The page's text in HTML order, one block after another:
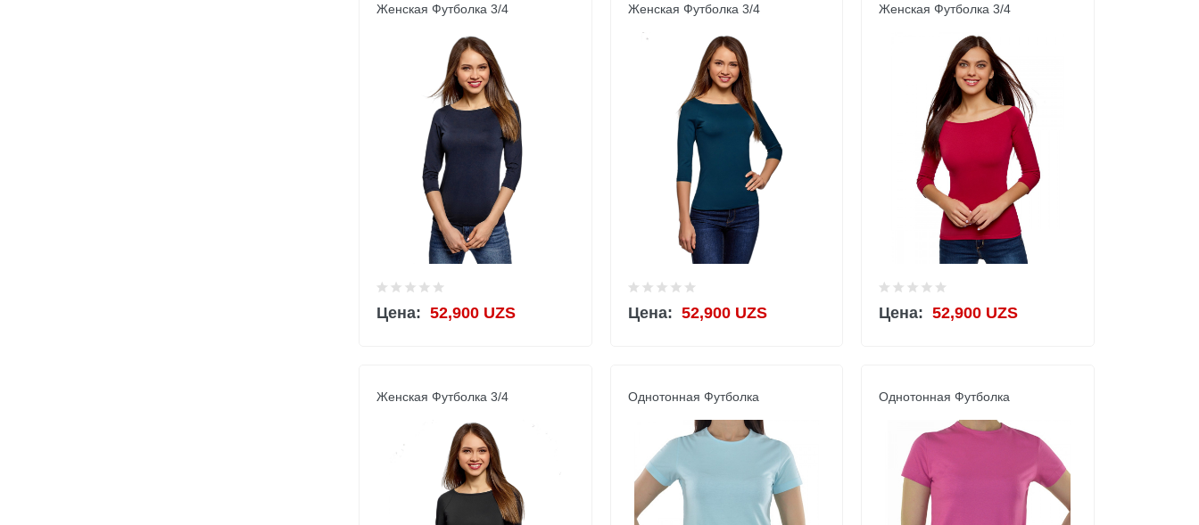
Женская Футболка 3/4
Цена: 52,900 UZS
Женская Футболка 3/4
Цена: 52,900 UZS
Женская Футболка 3/4
Цена: 52,900 UZS
Женская Футболка 3/4 Однотонная Футболка Однотонная Футболка